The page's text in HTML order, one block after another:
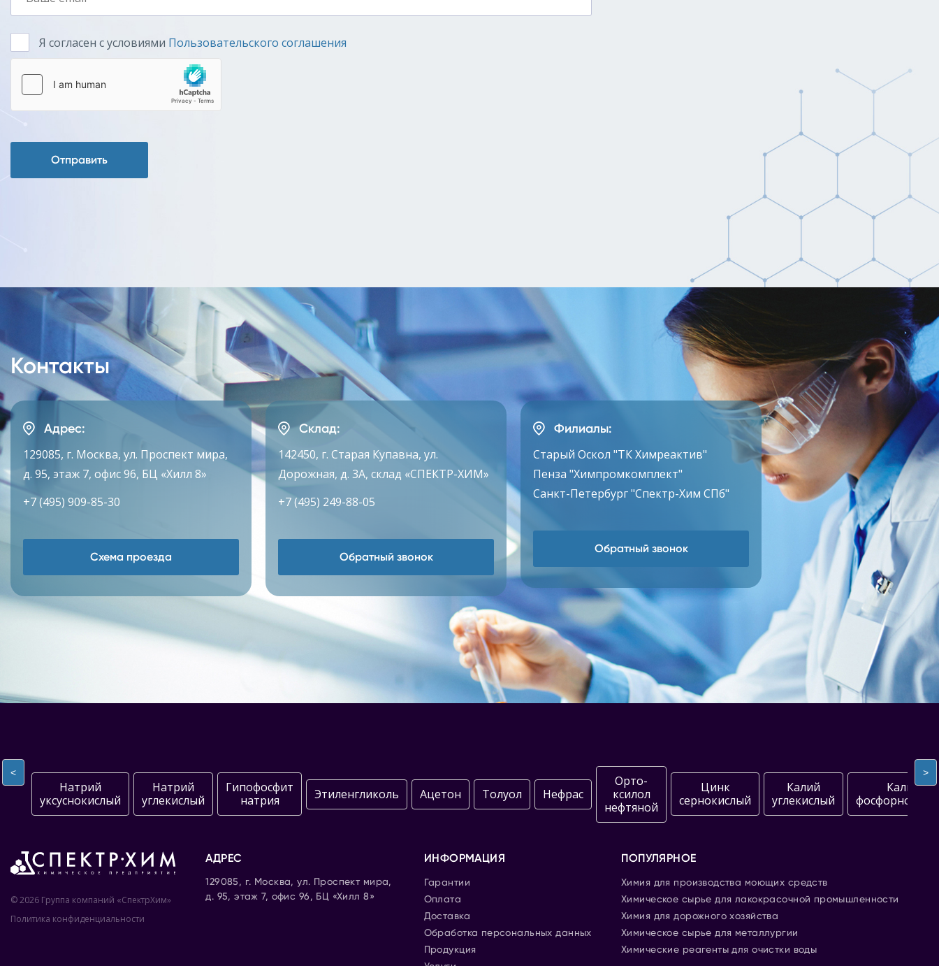
Я согласен с условиями Пользовательского соглашения
Отправить
Контакты
Адрес:
129085, г. Москва, ул. Проспект мира,
д. 95, этаж 7, офис 96, БЦ «Хилл 8»
+7 (495) 909-85-30
Схема проезда
Склад:
142450, г. Старая Купавна, ул.
Дорожная, д. 3А, склад «СПЕКТР-ХИМ»
+7 (495) 249-88-05
Обратный звонок
Филиалы:
Старый Оскол "ТК Химреактив"
Пенза "Химпромкомплект"
Санкт-Петербург "Спектр-Хим СПб"
Обратный звонок
<
Натрий
уксуснокислый
Натрий
углекислый
Гипофосфит
натрия
Этиленгликоль Ацетон Толуол Нефрас
Орто-
ксилол
нефтяной
Цинк
сернокислый
Калий
углекислый
Калий
>
© 2026 Группа компаний «СпектрХим»
Политика конфиденциальности
АДРЕС
129085, г. Москва, ул. Проспект мира,
д. 95, этаж 7, офис 96, БЦ «Хилл 8»
ИНФОРМАЦИЯ
Гарантии
Оплата
Доставка
Обработка персональных данных
Продукция
ПОПУЛЯРНОЕ
Химия для производства моющих средств
Химическое сырье для лакокрасочной промышленности
Химия для дорожного хозяйства
Химическое сырье для металлургии
Химические реагенты для очистки воды